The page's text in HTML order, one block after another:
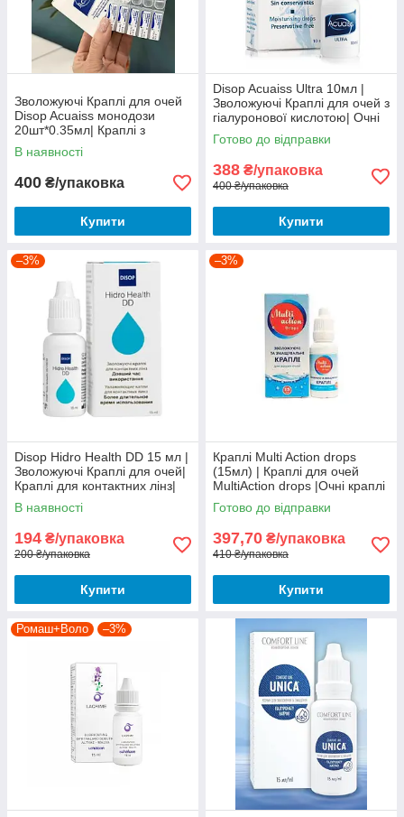
Зволожуючі Краплі для очей
Disop Acuaiss монодози
20шт*0.35мл| Краплі з
гіалуроновою кислотою
Acuaiss
В наявності
400 ₴/упаковка
Купити
Disop Acuaiss Ultra 10мл |
Зволожуючі Краплі для очей з
гіалуронової кислотою| Очні
краплі
Готово до відправки
388 ₴/упаковка
400 ₴/упаковка
Купити
–3%
Disop Hidro Health DD 15 мл |
Зволожуючі Краплі для очей|
Краплі для контактних лінз|
В наявності
194 ₴/упаковка
200 ₴/упаковка
Купити
–3%
Краплі Multi Action drops
(15мл) | Краплі для очей
MultiAction drops |Очні краплі
з гіалуронатом натрію
Готово до відправки
397,70 ₴/упаковка
410 ₴/упаковка
Купити
Ромаш+Воло –3%